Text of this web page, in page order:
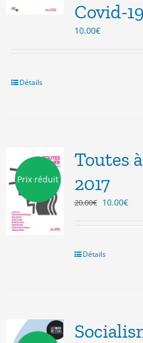
Covid-
10.00€
Détails
Prix réduit
Toutes
2017
20.00€ Le
20.00€.
10.00€Le
Détails